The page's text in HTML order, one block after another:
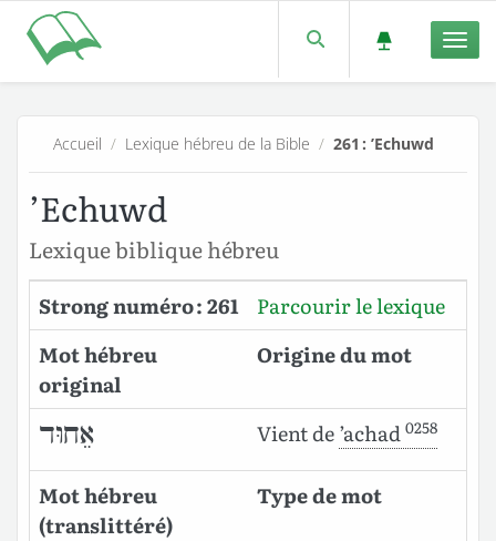
Accueil / Lexique hébreu de la Bible /261 : ’Echuwd
’Echuwd
Lexique biblique hébreu
Strong numéro : 261
Parcourir le lexique
Mot hébreu
original
Origine du mot
אֵחוּד Vient de’achad 0258
Mot hébreu
(translittéré)
Type de mot